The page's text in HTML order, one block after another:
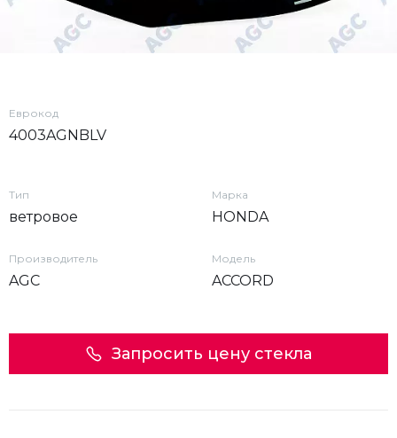
Еврокод
4003AGNBLV
Тип
ветровое
Марка
HONDA
Производитель
AGC
Модель
ACCORD
Запросить цену стекла